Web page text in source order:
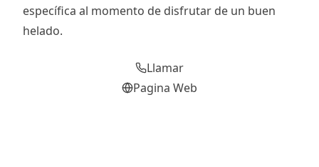
específica al momento de disfrutar de un buen
helado.
Llamar
Pagina Web